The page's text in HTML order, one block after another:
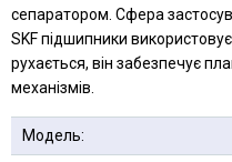
сепаратором. Сфера
SKF підшипники
рухається, він забезпечує
механізмів.
Модель: